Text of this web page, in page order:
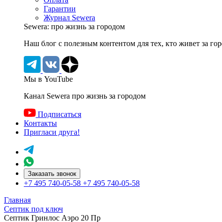
Гарантии
Журнал Sewera
Sewera: про жизнь за городом
Наш блог c полезным контентом для тех, кто живет за
Мы в YouTube
Канал Sewera про жизнь за городом
Подписаться
Контакты
Пригласи друга!
Заказать звонок
+7 495 740-05-58 +7 495 740-05-58
Главная
Септик под ключ
Септик Гринлос Аэро 20 Пр